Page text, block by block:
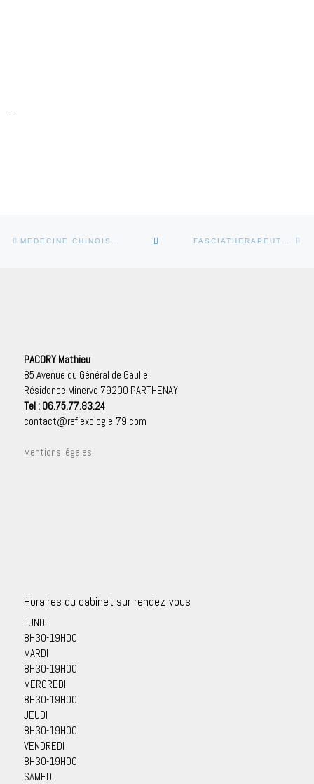
RETOUR À LA LISTE DES
PACORY Mathieu
85 Avenue du Général de Gaulle
Résidence Minerve 79200 PARTHENAY
Tel : 06.75.77.83.24
contact@reflexologie-79.com
Mentions légales
Horaires du cabinet sur rendez-vous
LUNDI
8H30-19H00
MARDI
8H30-19H00
MERCREDI
8H30-19H00
JEUDI
8H30-19H00
VENDREDI
8H30-19H00
SAMEDI